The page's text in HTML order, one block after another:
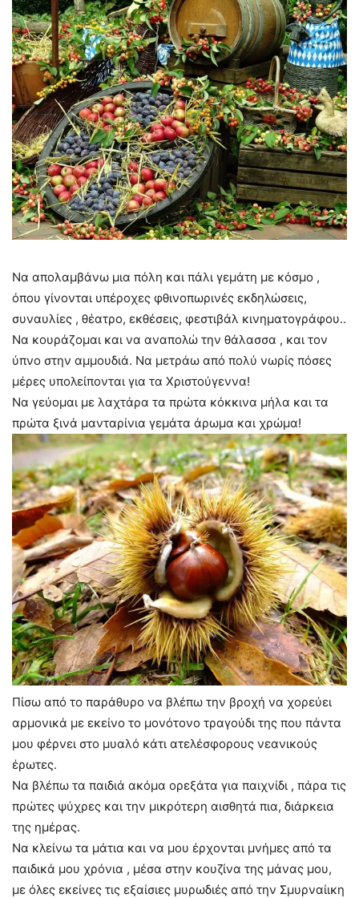
Να απολαμβάνω μια πόλη και πάλι γεμάτη με κόσμο ,
όπου γίνονται υπέροχες φθινοπωρινές εκδηλώσεις,
συναυλίες , θέατρο, εκθέσεις, φεστιβάλ κινηματογράφου..
Να κουράζομαι και να αναπολώ την θάλασσα , και τον
ύπνο στην αμμουδιά. Να μετράω από πολύ νωρίς πόσες
μέρες υπολείπονται για τα Χριστούγεννα!
Να γεύομαι με λαχτάρα τα πρώτα κόκκινα μήλα και τα
πρώτα ξινά μανταρίνια γεμάτα άρωμα και χρώμα!
Πίσω από το παράθυρο να βλέπω την βροχή να χορεύει
αρμονικά με εκείνο το μονότονο τραγούδι της που πάντα
μου φέρνει στο μυαλό κάτι ατελέσφορους νεανικούς
έρωτες.
Να βλέπω τα παιδιά ακόμα ορεξάτα για παιχνίδι , πάρα τις
πρώτες ψύχρες και την μικρότερη αισθητά πια, διάρκεια
της ημέρας.
Να κλείνω τα μάτια και να μου έρχονται μνήμες από τα
παιδικά μου χρόνια , μέσα στην κουζίνα της μάνας μου,
με όλες εκείνες τις εξαίσιες μυρωδιές από την Σμυρναίικη